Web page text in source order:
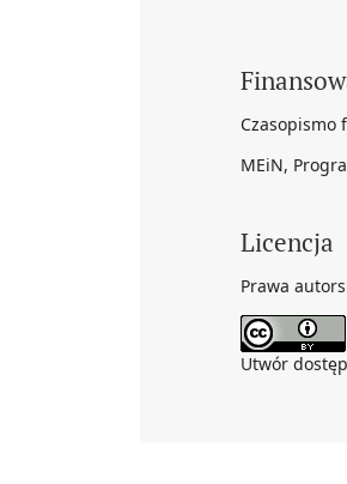
Czasopismo
MEiN,
Licencja
Prawa
Utwór